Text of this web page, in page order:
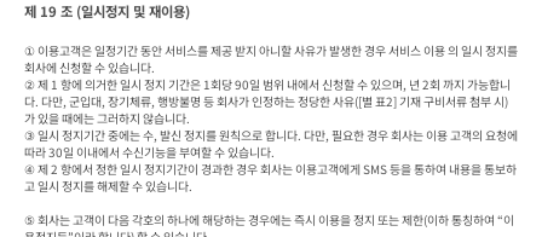
제 19 조 (일시정지 및 재이용)
① 이용고객은 일정기간 동안 서비스를 제공 받지 아니할 사유가 발생한 경우 서비스 이용 의 일시 정지를
회사에 신청할 수 있습니다.
② 제 1 항에 의거한 일시 정지 기간은 1회당 90일 범위 내에서 신청할 수 있으며, 년 2회 까지 가능합니
다. 다만, 군입대, 장기체류, 행방불명 등 회사가 인정하는 정당한 사유([별 표2] 기재 구비서류 첨부 시)
가 있을 때에는 그러하지 않습니다.
③ 일시 정지기간 중에는 수, 발신 정지를 원칙으로 합니다. 다만, 필요한 경우 회사는 이용 고객의 요청에
따라 30일 이내에서 수신기능을 부여할 수 있습니다.
④ 제 2 항에서 정한 일시 정지기간이 경과한 경우 회사는 이용고객에게 SMS 등을 통하여 내용을 통보하
고 일시 정지를 해제할 수 있습니다.
⑤ 회사는 고객이 다음 각호의 하나에 해당하는 경우에는 즉시 이용을 정지 또는 제한(이하 통칭하여 “이